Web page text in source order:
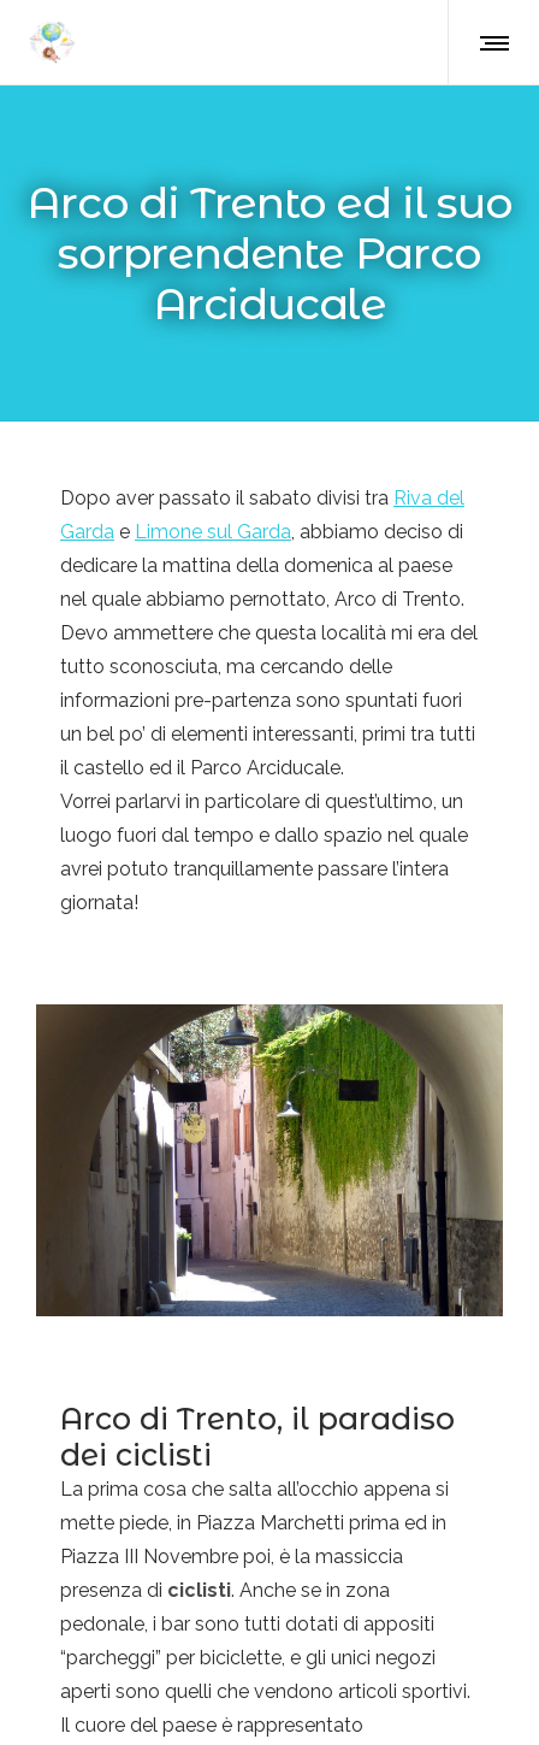
Arco di Trento ed il suo
sorprendente Parco
Arciducale
Dopo aver passato il sabato divisi tra Riva del
Garda e Limone sul Garda, abbiamo deciso di
dedicare la mattina della domenica al paese
nel quale abbiamo pernottato, Arco di Trento.
Devo ammettere che questa località mi era del
tutto sconosciuta, ma cercando delle
informazioni pre-partenza sono spuntati fuori
un bel po’ di elementi interessanti, primi tra tutti
il castello ed il Parco Arciducale.
Vorrei parlarvi in particolare di quest’ultimo, un
luogo fuori dal tempo e dallo spazio nel quale
avrei potuto tranquillamente passare l’intera
giornata!
Arco di Trento, il paradiso
dei ciclisti
La prima cosa che salta all’occhio appena si
mette piede, in Piazza Marchetti prima ed in
Piazza III Novembre poi, è la massiccia
presenza di ciclisti. Anche se in zona
pedonale, i bar sono tutti dotati di appositi
“parcheggi” per biciclette, e gli unici negozi
aperti sono quelli che vendono articoli sportivi.
Il cuore del paese è rappresentato